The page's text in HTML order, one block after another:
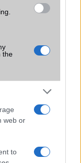
the
web or
to
és
változat!
adat!
19:00:00